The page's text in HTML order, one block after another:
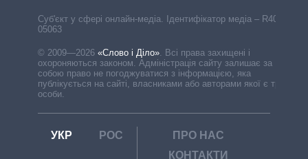
Cуб'єкт у сфері онлайн-медіа. Ідентифікатор медіа – R40-
05063
© 2009—2026 «Слово і Діло». Всі права захищені і
охороняються законом. Адміністрація сайту залишає за
собою право не погоджуватися з інформацією, яка
публікується на сайті, власниками або авторами якої є треті
особи.
УКР РОС
ПРО НАС
КОНТАКТИ